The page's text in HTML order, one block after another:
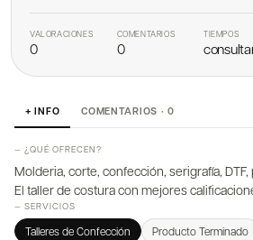
VALORACIONES
0
COMENTARIOS
0
TIEMPOS
+ INFO COMENTARIOS · 0
— ¿QUÉ OFRECEN?
Molderia, corte, confección, serigrafía,
El taller de costura con mejores
— SERVICIOS
Talleres de Confección Producto Terminado